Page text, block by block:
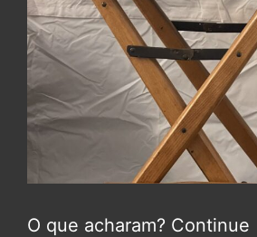
O que acharam? Continue